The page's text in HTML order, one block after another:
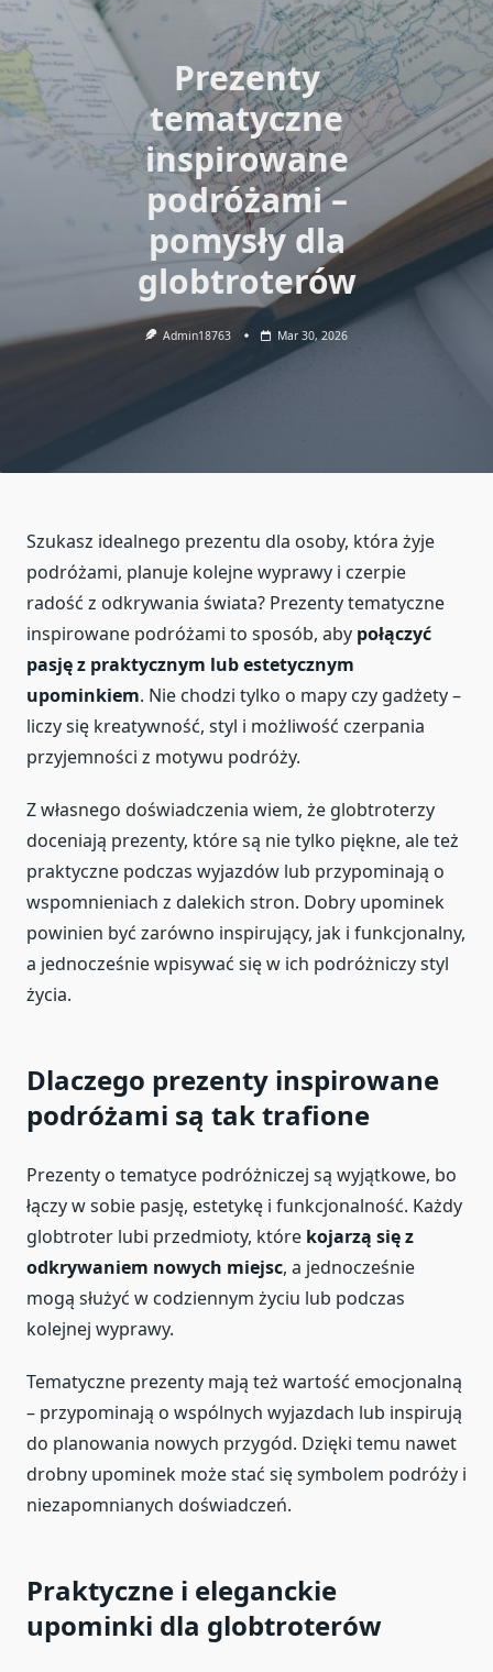
Prezenty
tematyczne
inspirowane
podróżami –
pomysły dla
globtroterów
Admin18763 Mar 30, 2026
Szukasz idealnego prezentu dla osoby, która żyje
podróżami, planuje kolejne wyprawy i czerpie
radość z odkrywania świata? Prezenty tematyczne
inspirowane podróżami to sposób, aby połączyć
pasję z praktycznym lub estetycznym
upominkiem. Nie chodzi tylko o mapy czy gadżety –
liczy się kreatywność, styl i możliwość czerpania
przyjemności z motywu podróży.
Z własnego doświadczenia wiem, że globtroterzy
doceniają prezenty, które są nie tylko piękne, ale też
praktyczne podczas wyjazdów lub przypominają o
wspomnieniach z dalekich stron. Dobry upominek
powinien być zarówno inspirujący, jak i funkcjonalny,
a jednocześnie wpisywać się w ich podróżniczy styl
życia.
Dlaczego prezenty inspirowane
podróżami są tak trafione
Prezenty o tematyce podróżniczej są wyjątkowe, bo
łączy w sobie pasję, estetykę i funkcjonalność. Każdy
globtroter lubi przedmioty, które kojarzą się z
odkrywaniem nowych miejsc, a jednocześnie
mogą służyć w codziennym życiu lub podczas
kolejnej wyprawy.
Tematyczne prezenty mają też wartość emocjonalną
– przypominają o wspólnych wyjazdach lub inspirują
do planowania nowych przygód. Dzięki temu nawet
drobny upominek może stać się symbolem podróży i
niezapomnianych doświadczeń.
Praktyczne i eleganckie
upominki dla globtroterów